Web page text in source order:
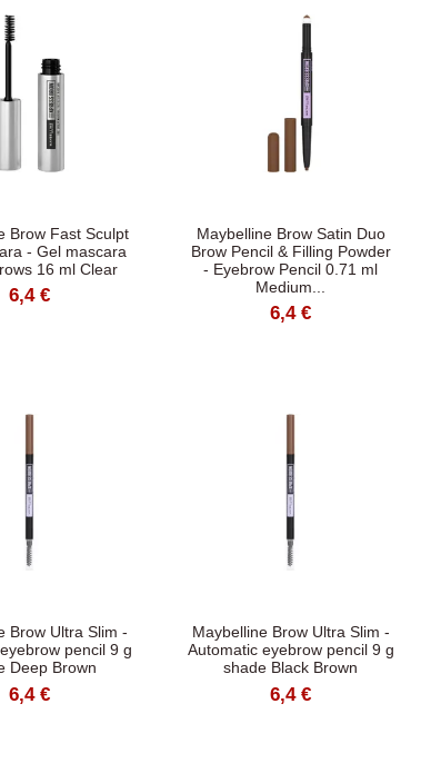
Brow Fast Sculpt
- Gel mascara
16 ml Clear
6,4 €
Maybelline Brow Satin Duo
Brow Pencil & Filling Powder
- Eyebrow Pencil 0.71 ml
Medium...
6,4 €
Brow Ultra Slim -
pencil 9 g
Deep Brown
6,4 €
Maybelline Brow Ultra Slim -
Automatic eyebrow pencil 9 g
shade Black Brown
6,4 €